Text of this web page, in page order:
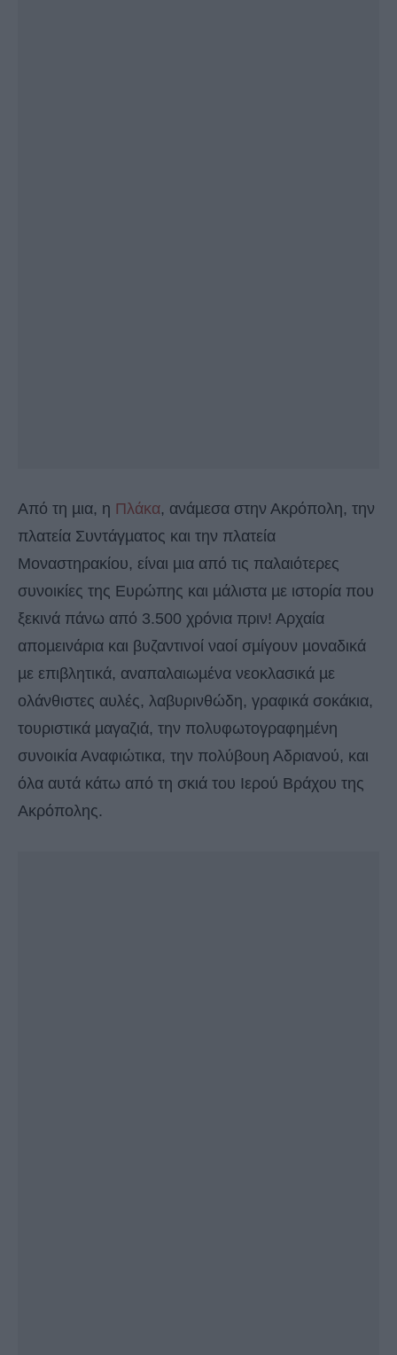
Από τη µια, η Πλάκα, ανάµεσα στην Ακρόπολη, την
πλατεία Συντάγµατος και την πλατεία
Μοναστηρακίου, είναι µια από τις παλαιότερες
συνοικίες της Ευρώπης και µάλιστα µε ιστορία που
ξεκινά πάνω από 3.500 χρόνια πριν! Αρχαία
αποµεινάρια και βυζαντινοί ναοί σµίγουν µοναδικά
µε επιβλητικά, αναπαλαιωµένα νεοκλασικά µε
ολάνθιστες αυλές, λαβυρινθώδη, γραφικά σοκάκια,
τουριστικά µαγαζιά, την πολυφωτογραφηµένη
συνοικία Αναφιώτικα, την πολύβουη Αδριανού, και
όλα αυτά κάτω από τη σκιά του Ιερού Βράχου της
Ακρόπολης.